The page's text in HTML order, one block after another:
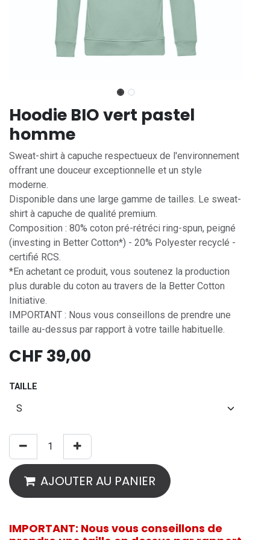
Hoodie BIO vert pastel
homme
Sweat-shirt à capuche respectueux de l'environnement
offrant une douceur exceptionnelle et un style
moderne.
Disponible dans une large gamme de tailles. Le sweat-
shirt à capuche de qualité premium.
Composition : 80% coton pré-rétréci ring-spun, peigné
(investing in Better Cotton*) - 20% Polyester recyclé -
certifié RCS.
*En achetant ce produit, vous soutenez la production
plus durable du coton au travers de la Better Cotton
Initiative.
IMPORTANT : Nous vous conseillons de prendre une
taille au-dessus par rapport à votre taille habituelle.
CHF39,00
TAILLE
AJOUTER AU PANIER
IMPORTANT: Nous vous conseillons de